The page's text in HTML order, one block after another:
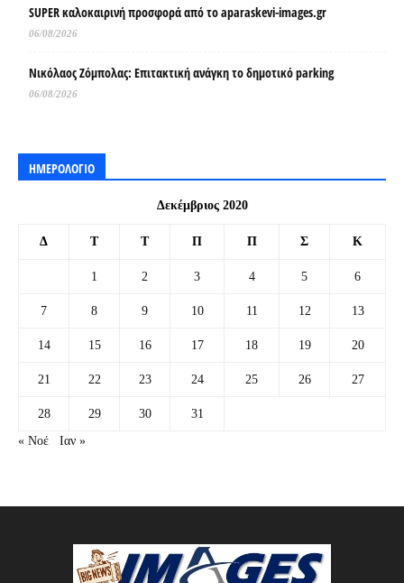
SUPER καλοκαιρινή προσφορά από το aparaskevi-images.gr
06/08/2026
Νικόλαος Ζόμπολας: Επιτακτική ανάγκη το δημοτικό parking
06/08/2026
ΗΜΕΡΟΛΟΓΙΟ
Δεκέμβριος 2020
Δ Τ Τ Π Π Σ Κ
1 2 3 4 5 6
7 8 9 10 11 12 13
14 15 16 17 18 19 20
21 22 23 24 25 26 27
28 29 30
31
« Νοέ
Ιαν »